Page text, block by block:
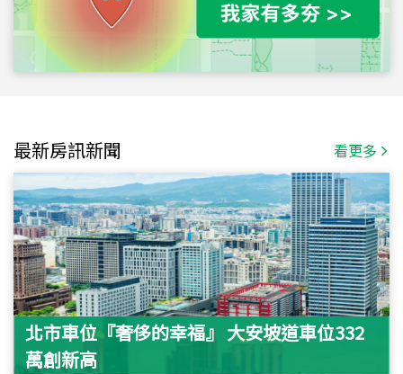
最新房訊新聞 看更多
北市車位『奢侈的幸福』 大安坡道車位332
萬創新高